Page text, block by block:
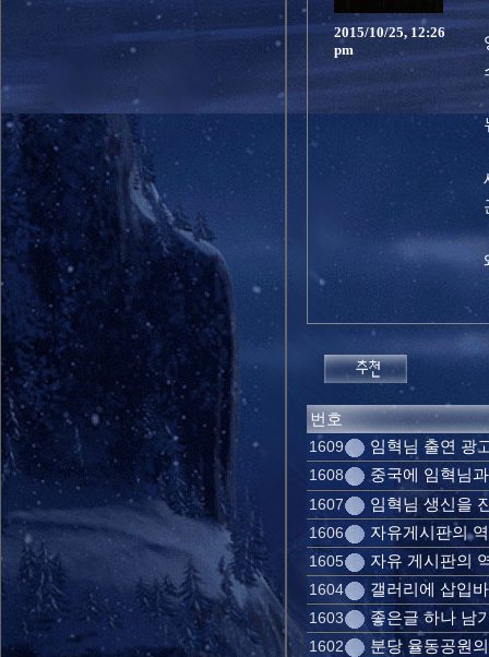
2015/10/25, 12:26
pm
번호
1609 임혁님 출연 광
1608 중국에 임혁님
1607 임혁님 생신을
1606 자유게시판의
1605 자유 게시판의
1604 갤러리에 삽입
1603 좋은글 하나 남
1602 분당 율동공원